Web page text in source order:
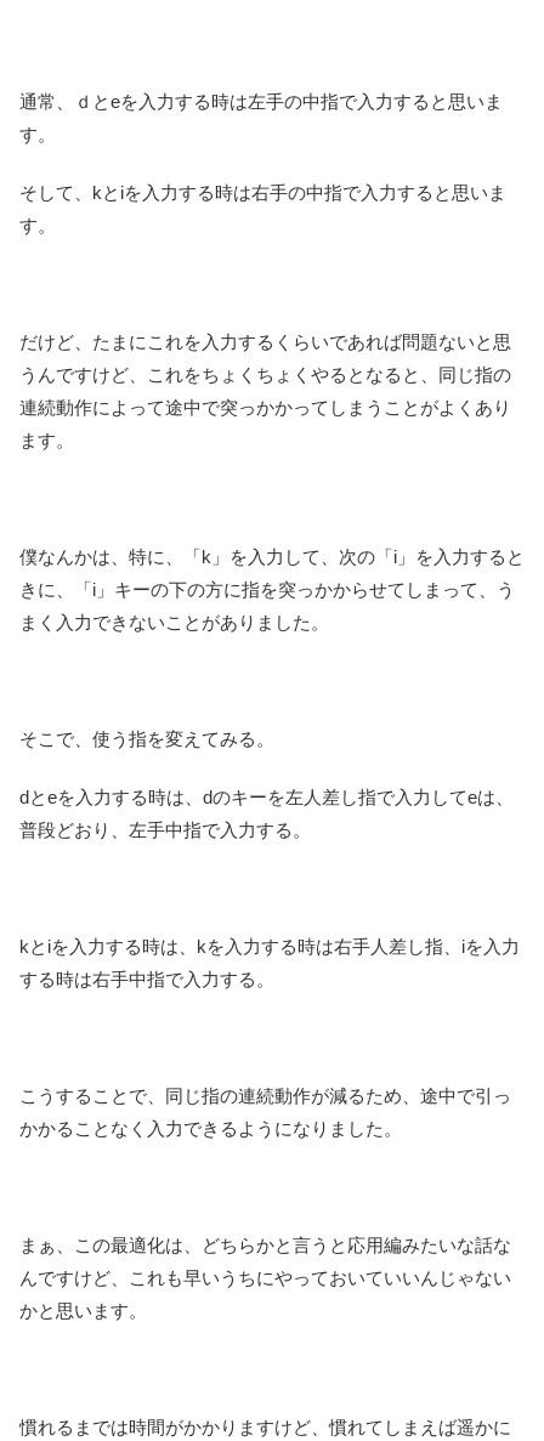
通常、ｄとeを入力する時は左手の中指で入力すると思いま
す。
そして、kとiを入力する時は右手の中指で入力すると思いま
す。
だけど、たまにこれを入力するくらいであれば問題ないと思
うんですけど、これをちょくちょくやるとなると、同じ指の
連続動作によって途中で突っかかってしまうことがよくあり
ます。
僕なんかは、特に、「k」を入力して、次の「i」を入力すると
きに、「i」キーの下の方に指を突っかからせてしまって、う
まく入力できないことがありました。
そこで、使う指を変えてみる。
dとeを入力する時は、dのキーを左人差し指で入力してeは、
普段どおり、左手中指で入力する。
kとiを入力する時は、kを入力する時は右手人差し指、iを入力
する時は右手中指で入力する。
こうすることで、同じ指の連続動作が減るため、途中で引っ
かかることなく入力できるようになりました。
まぁ、この最適化は、どちらかと言うと応用編みたいな話な
んですけど、これも早いうちにやっておいていいんじゃない
かと思います。
慣れるまでは時間がかかりますけど、慣れてしまえば遥かに